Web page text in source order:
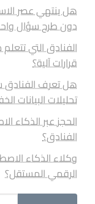
هل ينتهي عصر
دون طرح سؤال
الفنادق التي
قرارات آلية؟
هل تعرف الفنادق
تحليلات البيانات
الحجز عبر الذكاء
الفنادق؟
وكلاء الذكاء
الرقمي المستقل؟